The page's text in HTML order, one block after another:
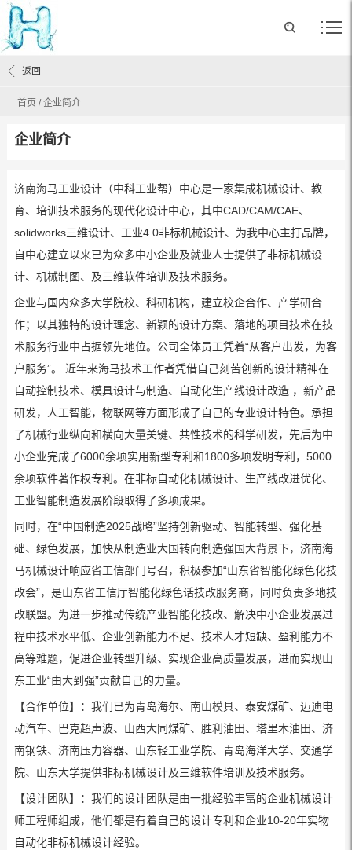
首页 /企业简介
返回
企业简介
济南海马工业设计（中科工业帮）中心是一家集成机械设计、教
育、培训技术服务的现代化设计中心，其中CAD/CAM/CAE、
solidworks三维设计、工业4.0非标机械设计、为我中心主打品牌，
自中心建立以来已为众多中小企业及就业人士提供了非标机械设
计、机械制图、及三维软件培训及技术服务。
企业与国内众多大学院校、科研机构，建立校企合作、产学研合
作；以其独特的设计理念、新颖的设计方案、落地的项目技术在技
术服务行业中占据领先地位。公司全体员工凭着“从客户出发，为客
户服务”。 近年来海马技术工作者凭借自己刻苦创新的设计精神在
自动控制技术、模具设计与制造、自动化生产线设计改造 ，新产品
研发，人工智能，物联网等方面形成了自己的专业设计特色。承担
了机械行业纵向和横向大量关键、共性技术的科学研发，先后为中
小企业完成了6000余项实用新型专利和1800多项发明专利，5000
余项软件著作权专利。在非标自动化机械设计、生产线改进优化、
工业智能制造发展阶段取得了多项成果。
同时，在“中国制造2025战略”坚持创新驱动、智能转型、强化基
础、绿色发展，加快从制造业大国转向制造强国大背景下，济南海
马机械设计响应省工信部门号召，积极参加“山东省智能化绿色化技
改会”，是山东省工信厅智能化绿色话技改服务商，同时负责多地技
改联盟。为进一步推动传统产业智能化技改、解决中小企业发展过
程中技术水平低、企业创新能力不足、技术人才短缺、盈利能力不
高等难题，促进企业转型升级、实现企业高质量发展，进而实现山
东工业“由大到强”贡献自己的力量。
【合作单位】：我们已为青岛海尔、南山模具、泰安煤矿、迈迪电
动汽车、巴克超声波、山西大同煤矿、胜利油田、塔里木油田、济
南钢铁、济南压力容器、山东轻工业学院、青岛海洋大学、交通学
院、山东大学提供非标机械设计及三维软件培训及技术服务。
【设计团队】：我们的设计团队是由一批经验丰富的企业机械设计
师工程师组成，他们都是有着自己的设计专利和企业10-20年实物
自动化非标机械设计经验。